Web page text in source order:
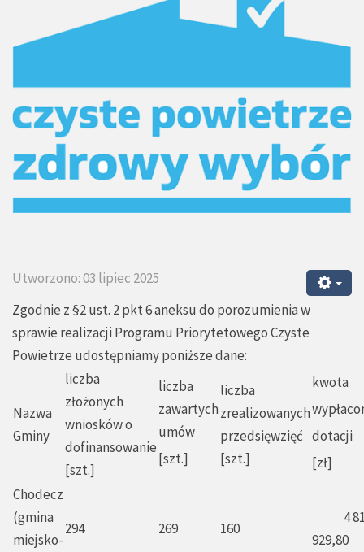
Utworzono: 03 lipiec 2025
Zgodnie z §2 ust. 2 pkt 6 aneksu do porozumienia w
sprawie realizacji Programu Priorytetowego Czyste
Powietrze udostępniamy poniższe dane:
Nazwa
Gminy
liczba
złożonych
wniosków o
dofinansowanie
[szt.]
liczba
zawartych
umów
[szt.]
liczba
zrealizowanych
przedsięwzięć
[szt.]
kwota
dotacji
[zł]
Chodecz
(gmina
miejsko-
294 269 160
4
929,80